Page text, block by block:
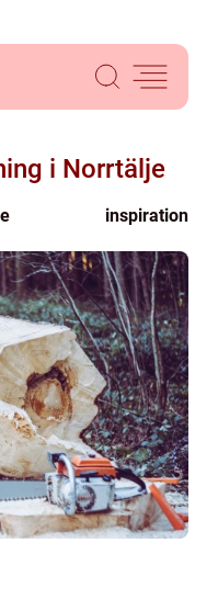
i Norrtälje
inspiration